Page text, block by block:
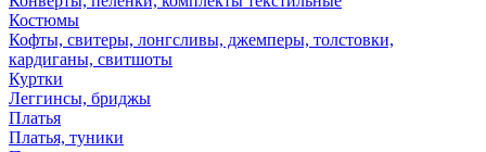
Костюмы
Кофты, свитеры, лонгсливы, джемперы, толстовки,
кардиганы, свитшоты
Куртки
Леггинсы, бриджы
Платья
Платья, туники